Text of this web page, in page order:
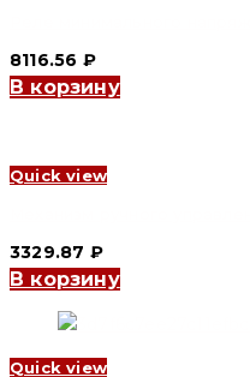
8116.56 ₽
В корзину
Quick view
3329.87 ₽
В корзину
Quick view